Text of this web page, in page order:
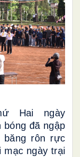
Hai ngày
bóng đã ngập
rôn rực
mạc ngày trại